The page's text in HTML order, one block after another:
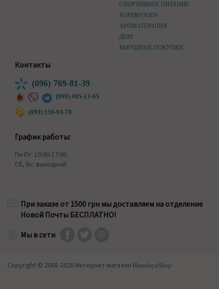
СПОРТИВНОЕ ПИТАНИЕ
SUPERFOODS
АРОМАТЕРАПИЯ
ДОМ
ВЫГОДНЫЕ ПОКУПКИ
Контакты
(096) 769-81-39
(099) 495-13-65
(093) 159-93-78
График работы:
Пн-Пт: 10:00-17:00
Сб, Вс: выходной
При заказе от 1500 грн мы доставляем на отделение
Новой Почты БЕСПЛАТНО!
Мы в сети
Copyright © 2008-2026 Интернет-магазин HimalayaShop